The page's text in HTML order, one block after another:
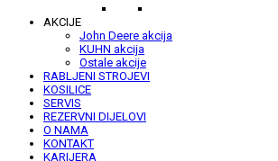
AKCIJE
John Deere akcija
KUHN akcija
Ostale akcije
RABLJENI STROJEVI
KOSILICE
SERVIS
REZERVNI DIJELOVI
O NAMA
KONTAKT
KARIJERA